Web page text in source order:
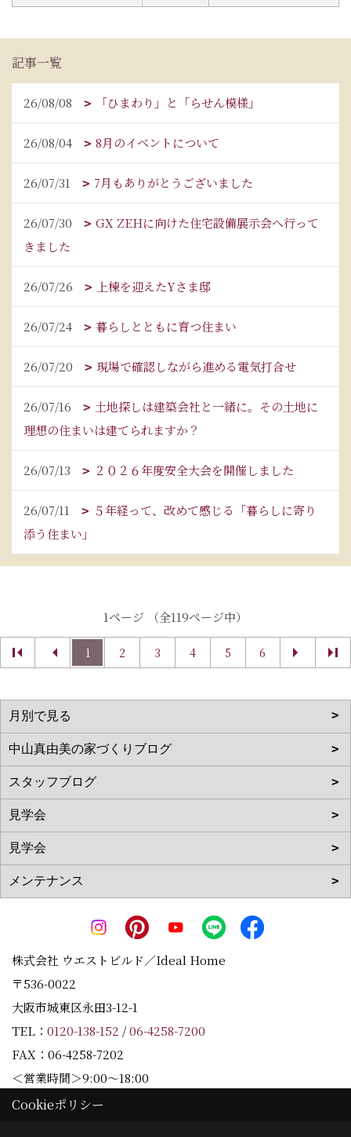
記事一覧
26/08/08 「ひまわり」と「らせん模様」
26/08/04 8月のイベントについて
26/07/31 7月もありがとうございました
26/07/30
GX ZEHに向けた住宅設備展示会へ行って
きました
26/07/26 上棟を迎えたYさま邸
26/07/24 暮らしとともに育つ住まい
26/07/20 現場で確認しながら進める電気打合せ
26/07/16
土地探しは建築会社と一緒に。その土地に
理想の住まいは建てられますか？
26/07/13 ２０２６年度安全大会を開催しました
26/07/11
５年経って、改めて感じる「暮らしに寄り
添う住まい」
1ページ （全119ページ中）
1 2 3 4 5 6
株式会社 ウエストビルド／Ideal Home
〒536-0022
大阪市城東区永田3-12-1
TEL： 0120-138-152 /06-4258-7200
FAX：06-4258-7202
＜営業時間＞9:00～18:00
＜定休日＞水曜日
Cookieポリシー